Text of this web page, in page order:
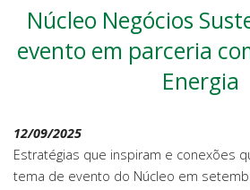
Núcleo Negócios
evento em parceria
Energia
12/09/2025
Estratégias que inspiram e conexões
tema de evento do Núcleo em